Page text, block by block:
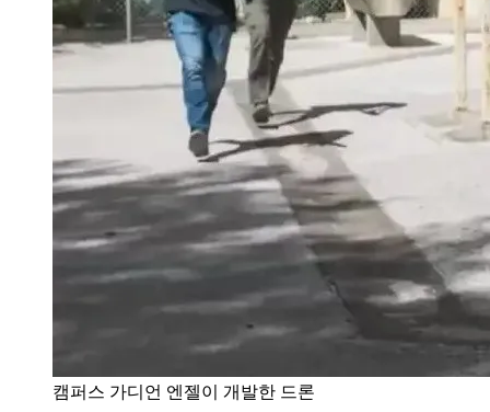
캠퍼스 가디언 엔젤이 개발한 드론